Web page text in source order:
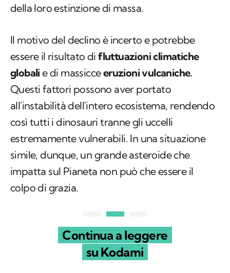
stavano già diminuendoa livello globale prima
Il motivo del declino è incerto e potrebbe
essere il risultato difluttuazioni climatiche
globalie di massicceeruzioni vulcaniche.
Questi fattori possono aver portato
all'instabilità dell'intero ecosistema, rendendo
così tutti i dinosauri tranne gli uccelli
estremamente vulnerabili. In una situazione
simile, dunque, un grande asteroide che
impatta sul Pianeta non può che essere il
Continua a leggere